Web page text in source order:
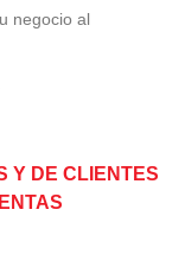
negocio al
Y DE CLIENTES